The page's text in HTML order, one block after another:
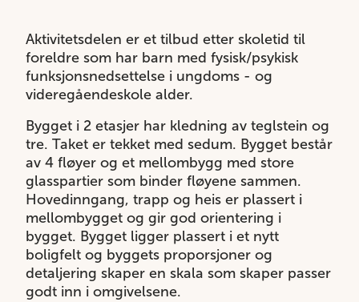
Aktivitetsdelen er et tilbud etter skoletid til
foreldre som har barn med fysisk/psykisk
funksjonsnedsettelse i ungdoms - og
videregåendeskole alder.
Bygget i 2 etasjer har kledning av teglstein og
tre. Taket er tekket med sedum. Bygget består
av 4 fløyer og et mellombygg med store
glasspartier som binder fløyene sammen.
Hovedinngang, trapp og heis er plassert i
mellombygget og gir god orientering i
bygget. Bygget ligger plassert i et nytt
boligfelt og byggets proporsjoner og
detaljering skaper en skala som skaper passer
godt inn i omgivelsene.